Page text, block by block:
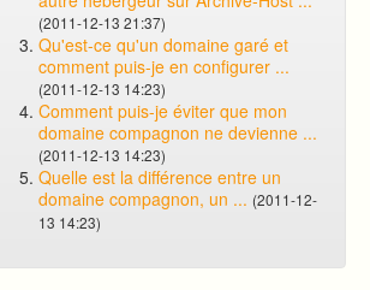
(2011-12-13 21:37)
Qu'est-ce qu'un domaine garé et
comment puis-je en configurer ...
(2011-12-13 14:23)
Comment puis-je éviter que mon
domaine compagnon ne devienne ...
(2011-12-13 14:23)
Quelle est la différence entre un
domaine compagnon, un ... (2011-12-
13 14:23)